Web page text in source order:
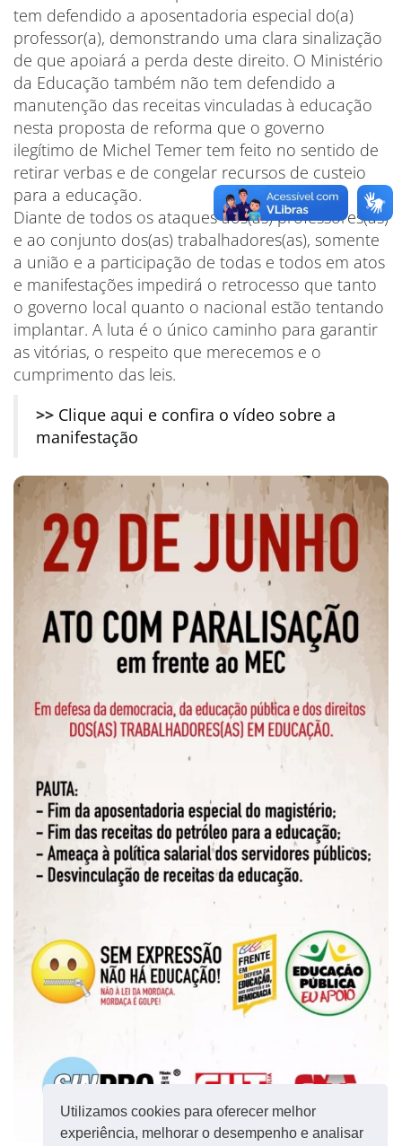
Utilizamos cookies para oferecer melhor
experiência, melhorar o desempenho e analisar
tem defendido a aposentadoria especial do(a)
professor(a), demonstrando uma clara sinalização
de que apoiará a perda deste direito. O Ministério
da Educação também não tem defendido a
manutenção das receitas vinculadas à educação
nesta proposta de reforma que o governo
ilegítimo de Michel Temer tem feito no sentido de
retirar verbas e de congelar recursos de custeio
para a educação.
Diante de todos os ataques aos(às) professores(as)
e ao conjunto dos(as) trabalhadores(as), somente
a união e a participação de todas e todos em atos
e manifestações impedirá o retrocesso que tanto
o governo local quanto o nacional estão tentando
implantar. A luta é o único caminho para garantir
as vitórias, o respeito que merecemos e o
cumprimento das leis.
>> Clique aqui e confira o vídeo sobre a
manifestação